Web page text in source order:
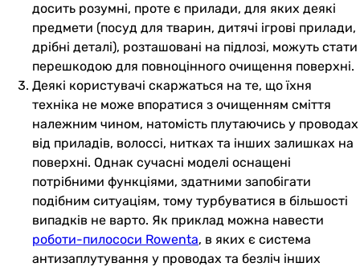
досить розумні, проте є прилади, для яких деякі
предмети (посуд для тварин, дитячі ігрові прилади,
дрібні деталі), розташовані на підлозі, можуть стати
перешкодою для повноцінного очищення поверхні.
Деякі користувачі скаржаться на те, що їхня
техніка не може впоратися з очищенням сміття
належним чином, натомість плутаючись у проводах
від приладів, волоссі, нитках та інших залишках на
поверхні. Однак сучасні моделі оснащені
потрібними функціями, здатними запобігати
подібним ситуаціям, тому турбуватися в більшості
випадків не варто. Як приклад можна навести
роботи-пилососи Rowenta, в яких є система
антизаплутування у проводах та безліч інших